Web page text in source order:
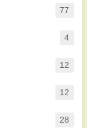
77
4
12
12
28